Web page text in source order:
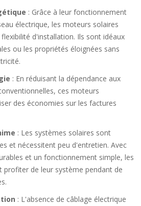
: Grâce à leur fonctionnement
électrique, les moteurs solaires
d'installation. Ils sont idéaux
ou les propriétés éloignées sans
: En réduisant la dépendance aux
ces moteurs
des économies sur les factures
: Les systèmes solaires sont
et nécessitent peu d'entretien. Avec
et un fonctionnement simple, les
profiter de leur système pendant de
: L'absence de câblage électrique